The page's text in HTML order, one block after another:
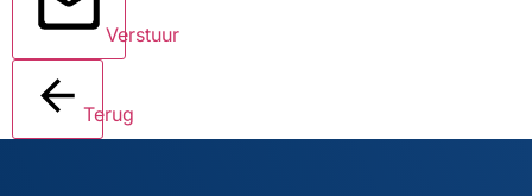
Verstuur
Terug